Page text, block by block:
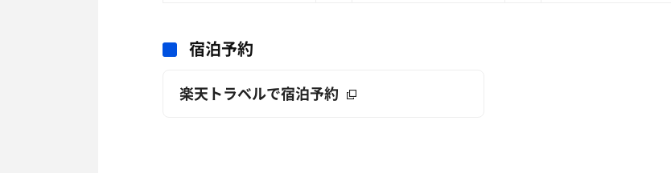
宿泊予約
楽天トラベルで宿泊予約